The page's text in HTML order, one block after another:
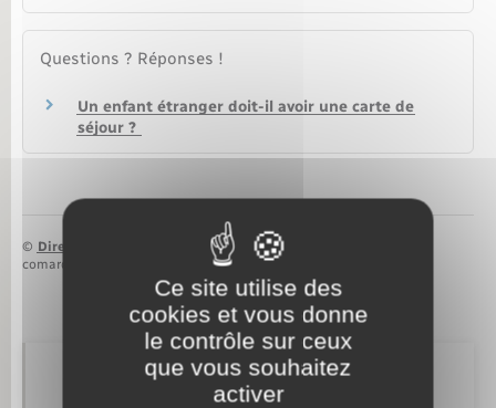
Sécurité - Prévention
Seniors
Voirie et espace public
Questions ? Réponses !
Un enfant étranger doit-il avoir une carte de
séjour ?
© Direction de l’information légale et administrative
comarquage developpé par
baseo.io
Retrouvez aussi
Ce site utilise des
cookies et vous donne
le contrôle sur ceux
que vous souhaitez
activer